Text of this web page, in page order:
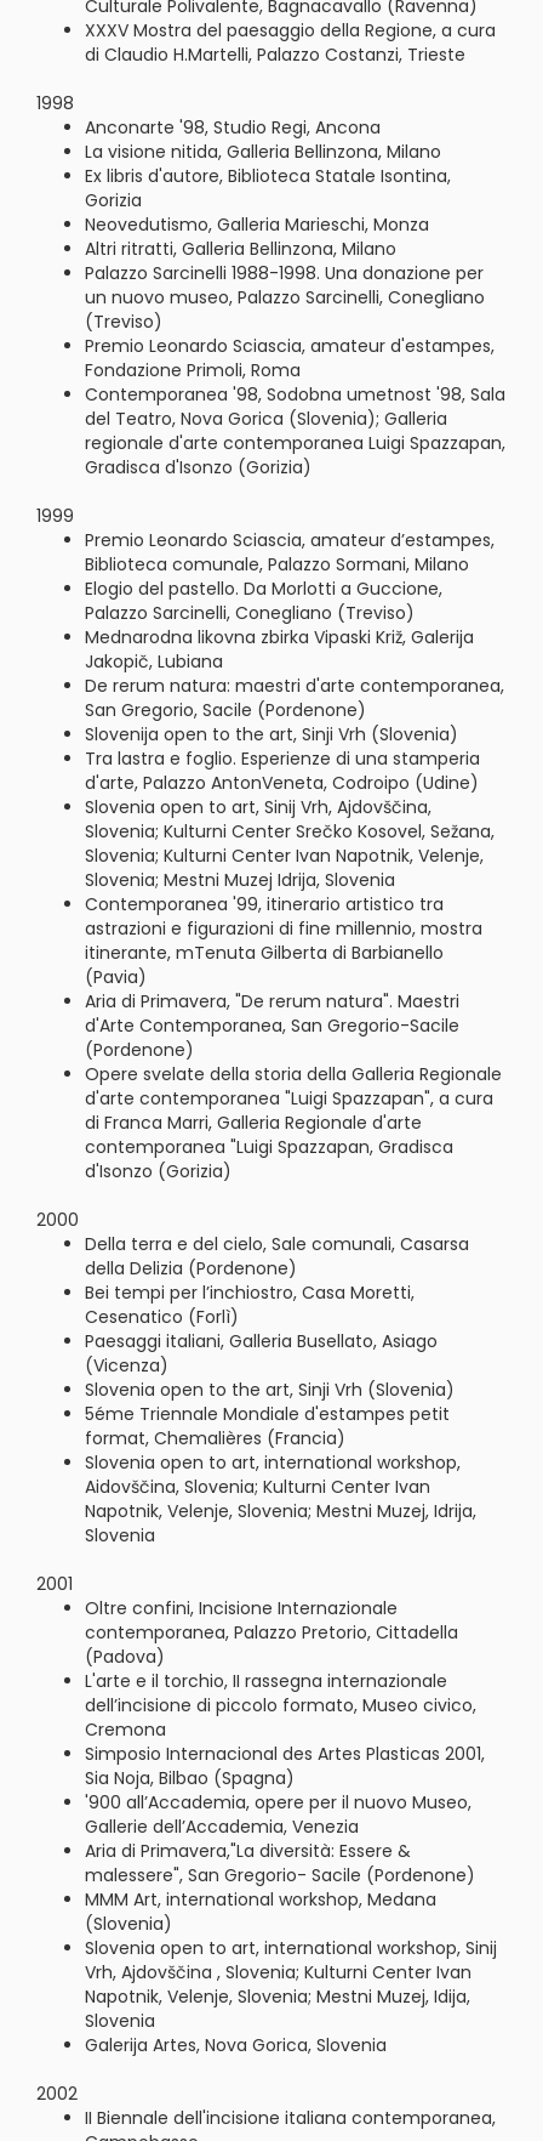
Culturale Polivalente, Bagnacavallo (Ravenna)
XXXV Mostra del paesaggio della Regione, a cura
di Claudio H.Martelli, Palazzo Costanzi, Trieste
1998
Anconarte '98, Studio Regi, Ancona
La visione nitida, Galleria Bellinzona, Milano
Ex libris d'autore, Biblioteca Statale Isontina,
Gorizia
Neovedutismo, Galleria Marieschi, Monza
Altri ritratti, Galleria Bellinzona, Milano
Palazzo Sarcinelli 1988-1998. Una donazione per
un nuovo museo, Palazzo Sarcinelli, Conegliano
(Treviso)
Premio Leonardo Sciascia, amateur d'estampes,
Fondazione Primoli, Roma
Contemporanea '98, Sodobna umetnost '98, Sala
del Teatro, Nova Gorica (Slovenia); Galleria
regionale d'arte contemporanea Luigi Spazzapan,
Gradisca d'Isonzo (Gorizia)
1999
Premio Leonardo Sciascia, amateur d’estampes,
Biblioteca comunale, Palazzo Sormani, Milano
Elogio del pastello. Da Morlotti a Guccione,
Palazzo Sarcinelli, Conegliano (Treviso)
Mednarodna likovna zbirka Vipaski Križ, Galerija
Jakopič, Lubiana
De rerum natura: maestri d'arte contemporanea,
San Gregorio, Sacile (Pordenone)
Slovenija open to the art, Sinji Vrh (Slovenia)
Tra lastra e foglio. Esperienze di una stamperia
d'arte, Palazzo AntonVeneta, Codroipo (Udine)
Slovenia open to art, Sinij Vrh, Ajdovščina,
Slovenia; Kulturni Center Srečko Kosovel, Sežana,
Slovenia; Kulturni Center Ivan Napotnik, Velenje,
Slovenia; Mestni Muzej Idrija, Slovenia
Contemporanea '99, itinerario artistico tra
astrazioni e figurazioni di fine millennio, mostra
itinerante, mTenuta Gilberta di Barbianello
(Pavia)
Aria di Primavera, "De rerum natura". Maestri
d'Arte Contemporanea, San Gregorio-Sacile
(Pordenone)
Opere svelate della storia della Galleria Regionale
d'arte contemporanea "Luigi Spazzapan", a cura
di Franca Marri, Galleria Regionale d'arte
contemporanea "Luigi Spazzapan, Gradisca
d'Isonzo (Gorizia)
2000
Della terra e del cielo, Sale comunali, Casarsa
della Delizia (Pordenone)
Bei tempi per l’inchiostro, Casa Moretti,
Cesenatico (Forlì)
Paesaggi italiani, Galleria Busellato, Asiago
(Vicenza)
Slovenia open to the art, Sinji Vrh (Slovenia)
5éme Triennale Mondiale d'estampes petit
format, Chemalières (Francia)
Slovenia open to art, international workshop,
Aidovščina, Slovenia; Kulturni Center Ivan
Napotnik, Velenje, Slovenia; Mestni Muzej, Idrija,
Slovenia
2001
Oltre confini, Incisione Internazionale
contemporanea, Palazzo Pretorio, Cittadella
(Padova)
L'arte e il torchio, II rassegna internazionale
dell’incisione di piccolo formato, Museo civico,
Cremona
Simposio Internacional des Artes Plasticas 2001,
Sia Noja, Bilbao (Spagna)
'900 all’Accademia, opere per il nuovo Museo,
Gallerie dell’Accademia, Venezia
Aria di Primavera,"La diversità: Essere &
malessere", San Gregorio- Sacile (Pordenone)
MMM Art, international workshop, Medana
(Slovenia)
Slovenia open to art, international workshop, Sinij
Vrh, Ajdovščina , Slovenia; Kulturni Center Ivan
Napotnik, Velenje, Slovenia; Mestni Muzej, Idija,
Slovenia
Galerija Artes, Nova Gorica, Slovenia
2002
II Biennale dell'incisione italiana contemporanea,